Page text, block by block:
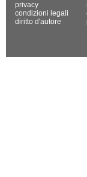
privacy
condizioni legali
diritto d'autore